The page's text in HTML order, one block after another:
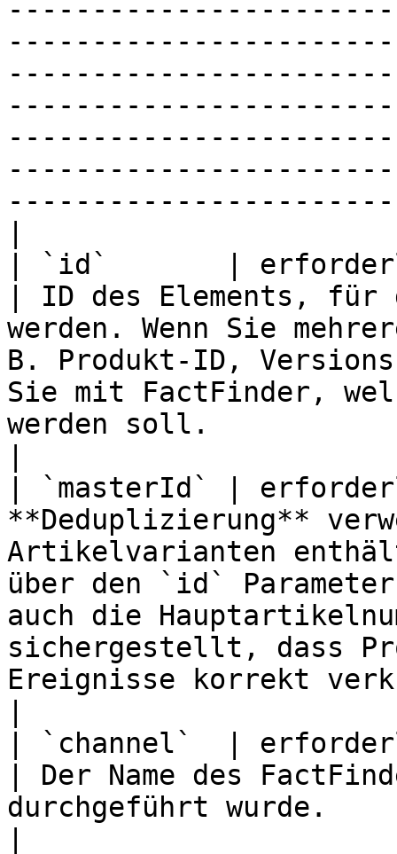
| `id`       |
| ID des Elements, für
werden. Wenn Sie
B. Produkt-ID,
Sie mit FactFinder,
werden soll.
| `masterId` |
**Deduplizierung**
Artikelvarianten
über den `id`
auch die
sichergestellt, dass
Ereignisse korrekt
| `channel`  |
| Der Name des
durchgeführt wurde.